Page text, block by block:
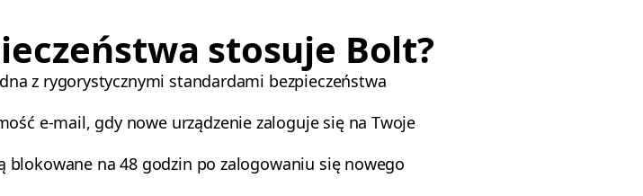
stosuje Bolt?
z rygorystycznymi standardami bezpieczeństwa
e-mail, gdy nowe urządzenie zaloguje się na Twoje
blokowane na 48 godzin po zalogowaniu się nowego